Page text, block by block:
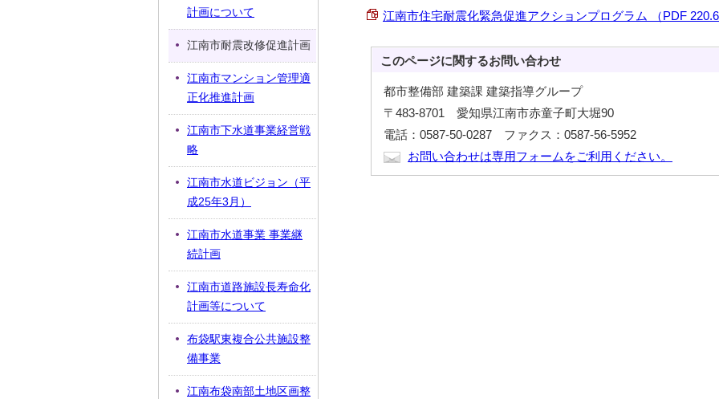
江南市住宅耐震化緊急促進アクションプログラム （PDF
このページに関するお問い合わせ
都市整備部 建築課 建築指導グループ
〒483-8701 愛知県江南市赤童子町大堀90
電話：0587-50-0287 ファクス：0587-56-5952
お問い合わせは専用フォームをご利用ください。
計画について
江南市耐震改修促進計画
江南市マンション管理適
正化推進計画
江南市下水道事業経営戦
略
江南市水道ビジョン（平
成25年3月）
江南市水道事業 事業継
続計画
江南市道路施設長寿命化
計画等について
布袋駅東複合公共施設整
備事業
江南布袋南部土地区画整